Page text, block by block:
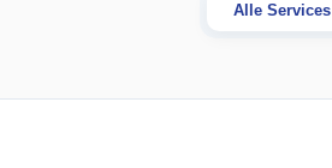
Alle Services